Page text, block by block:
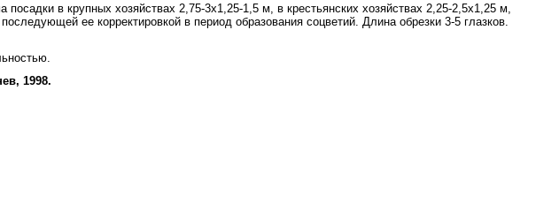
в крупных хозяйствах 2,75-3x1,25-1,5 м, в крестьянских хозяйст­вах 2,25-2,5x1,25 м,
ее корректировкой в период образования соцветий. Длина обрезки 3-5 глазков.
1998.